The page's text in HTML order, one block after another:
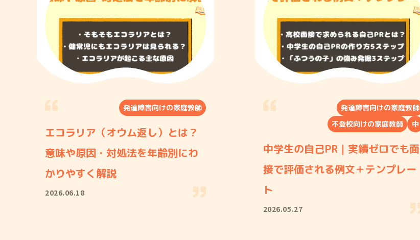
発達障害向けの家庭教師
エコラリア（オウム返し）とは？
意味や原因・対処法を年齢別にわ
かりやすく解説
2026.06.18
発達障害向けの家庭教師
不登校向けの家庭教師
中
中学生の自己PR｜実績ゼロでも面
接で評価される例文＋テンプレー
ト
2026.05.27